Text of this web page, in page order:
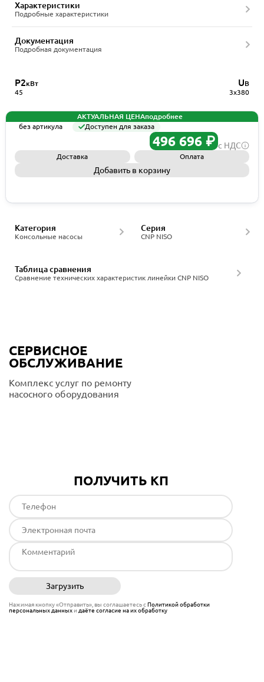
Характеристики
Подробные характеристики
Документация
Подробная документация
P2кВт
45
UВ
3x380
АКТУАЛЬНАЯ ЦЕНАподробнее
без артикула
Доступен для заказа
496 696 ₽ с НДС
Доставка Оплата
Добавить в корзину
Консольные насосы
Категория
CNP NISO
Серия
Сравнение технических характеристик линейки CNP NISO
Таблица сравнения
СЕРВИСНОЕ
ОБСЛУЖИВАНИЕ
Комплекс услуг по ремонту
насосного оборудования
ПОЛУЧИТЬ КП
Загрузить
Нажимая кнопку «Отправить», вы соглашаетесь сПолитикой обработки
персональных данныхи даёте согласие на их обработку